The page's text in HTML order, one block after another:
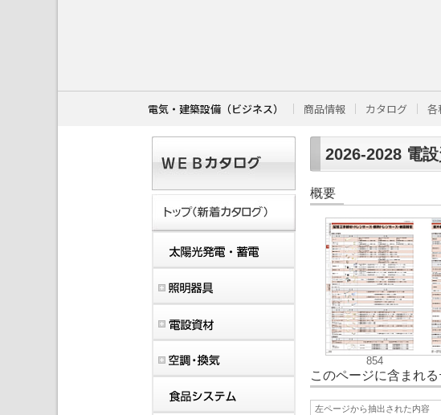
電気・建築設備（ビジネス） 商品情報 カタログ 各
2026-2028 電
概要
854
このページに含まれ
左ページから抽出された内容